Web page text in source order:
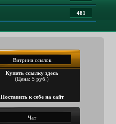
481
Витрина ссылок
Купить ссылку здесь
(Цена: 5 руб.)
Поставить к себе на сайт
Чат